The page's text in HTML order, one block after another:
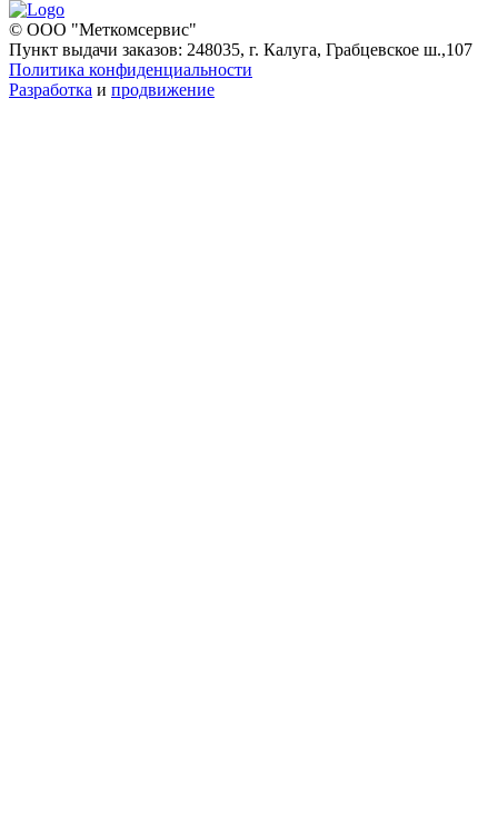
© ООО "Меткомсервис"
Пункт выдачи заказов: 248035, г. Калуга, Грабцевское ш.,107
Политика конфиденциальности
Разработка и продвижение